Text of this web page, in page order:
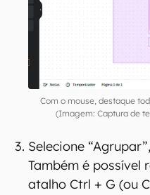
Com o mouse, destaque
(Imagem: Captura de
Selecione
Também é possível
atalho Ctrl + G (ou